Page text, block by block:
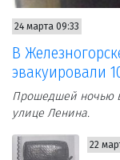
24 марта 09:33
В
эвакуировали
Прошедшей ночью в
улице Ленина.
22